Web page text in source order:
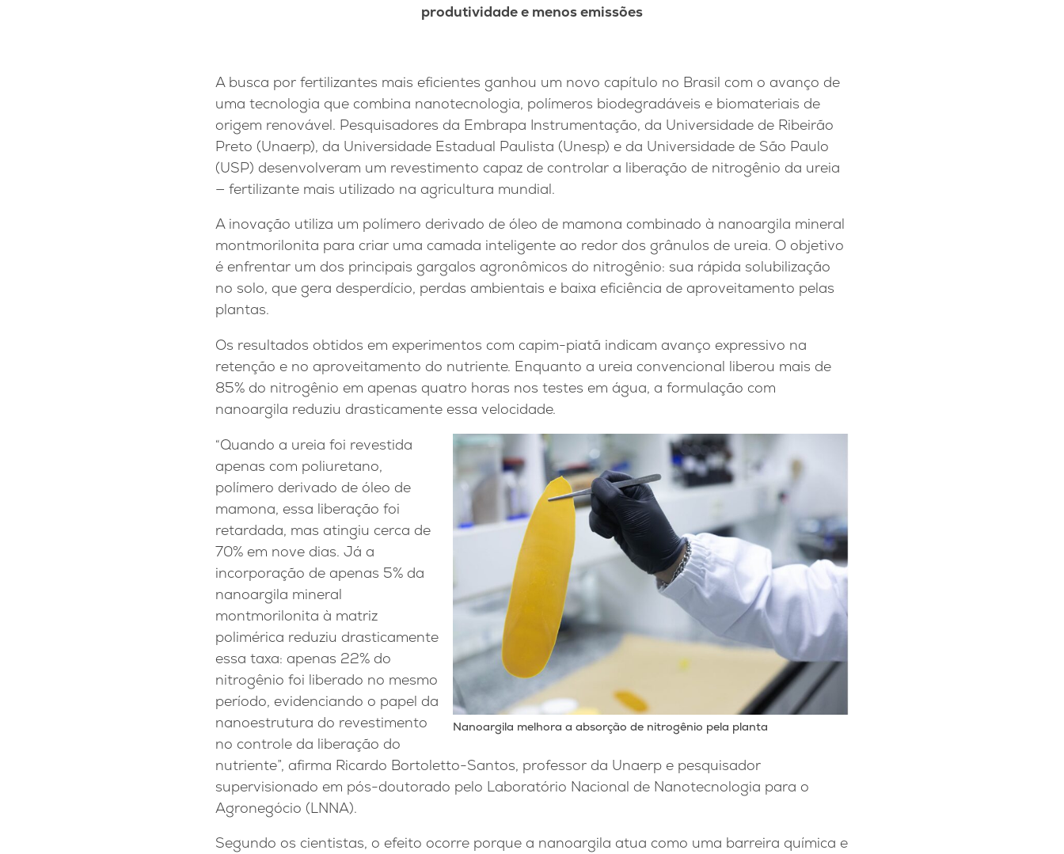
produtividade e menos emissões
A busca por fertilizantes mais eficientes ganhou um novo capítulo no Brasil com o avanço de
uma tecnologia que combina nanotecnologia, polímeros biodegradáveis e biomateriais de
origem renovável. Pesquisadores da Embrapa Instrumentação, da Universidade de Ribeirão
Preto (Unaerp), da Universidade Estadual Paulista (Unesp) e da Universidade de São Paulo
(USP) desenvolveram um revestimento capaz de controlar a liberação de nitrogênio da ureia
— fertilizante mais utilizado na agricultura mundial.
A inovação utiliza um polímero derivado de óleo de mamona combinado à nanoargila mineral
montmorilonita para criar uma camada inteligente ao redor dos grânulos de ureia. O objetivo
é enfrentar um dos principais gargalos agronômicos do nitrogênio: sua rápida solubilização
no solo, que gera desperdício, perdas ambientais e baixa eficiência de aproveitamento pelas
plantas.
Os resultados obtidos em experimentos com capim-piatã indicam avanço expressivo na
retenção e no aproveitamento do nutriente. Enquanto a ureia convencional liberou mais de
85% do nitrogênio em apenas quatro horas nos testes em água, a formulação com
nanoargila reduziu drasticamente essa velocidade.
Nanoargila melhora a absorção de nitrogênio pela planta
“Quando a ureia foi revestida
apenas com poliuretano,
polímero derivado de óleo de
mamona, essa liberação foi
retardada, mas atingiu cerca de
70% em nove dias. Já a
incorporação de apenas 5% da
nanoargila mineral
montmorilonita à matriz
polimérica reduziu drasticamente
essa taxa: apenas 22% do
nitrogênio foi liberado no mesmo
período, evidenciando o papel da
nanoestrutura do revestimento
no controle da liberação do
nutriente”, afirma Ricardo Bortoletto-Santos, professor da Unaerp e pesquisador
supervisionado em pós-doutorado pelo Laboratório Nacional de Nanotecnologia para o
Agronegócio (LNNA).
Segundo os cientistas, o efeito ocorre porque a nanoargila atua como uma barreira química e